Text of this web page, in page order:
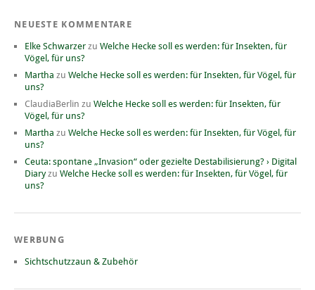
NEUESTE KOMMENTARE
Elke Schwarzer zu Welche Hecke soll es werden: für Insekten, für
Vögel, für uns?
Martha zu Welche Hecke soll es werden: für Insekten, für Vögel, für
uns?
ClaudiaBerlin zu Welche Hecke soll es werden: für Insekten, für
Vögel, für uns?
Martha zu Welche Hecke soll es werden: für Insekten, für Vögel, für
uns?
Ceuta: spontane „Invasion“ oder gezielte Destabilisierung? › Digital
Diaryzu Welche Hecke soll es werden: für Insekten, für Vögel, für
uns?
WERBUNG
Sichtschutzzaun & Zubehör